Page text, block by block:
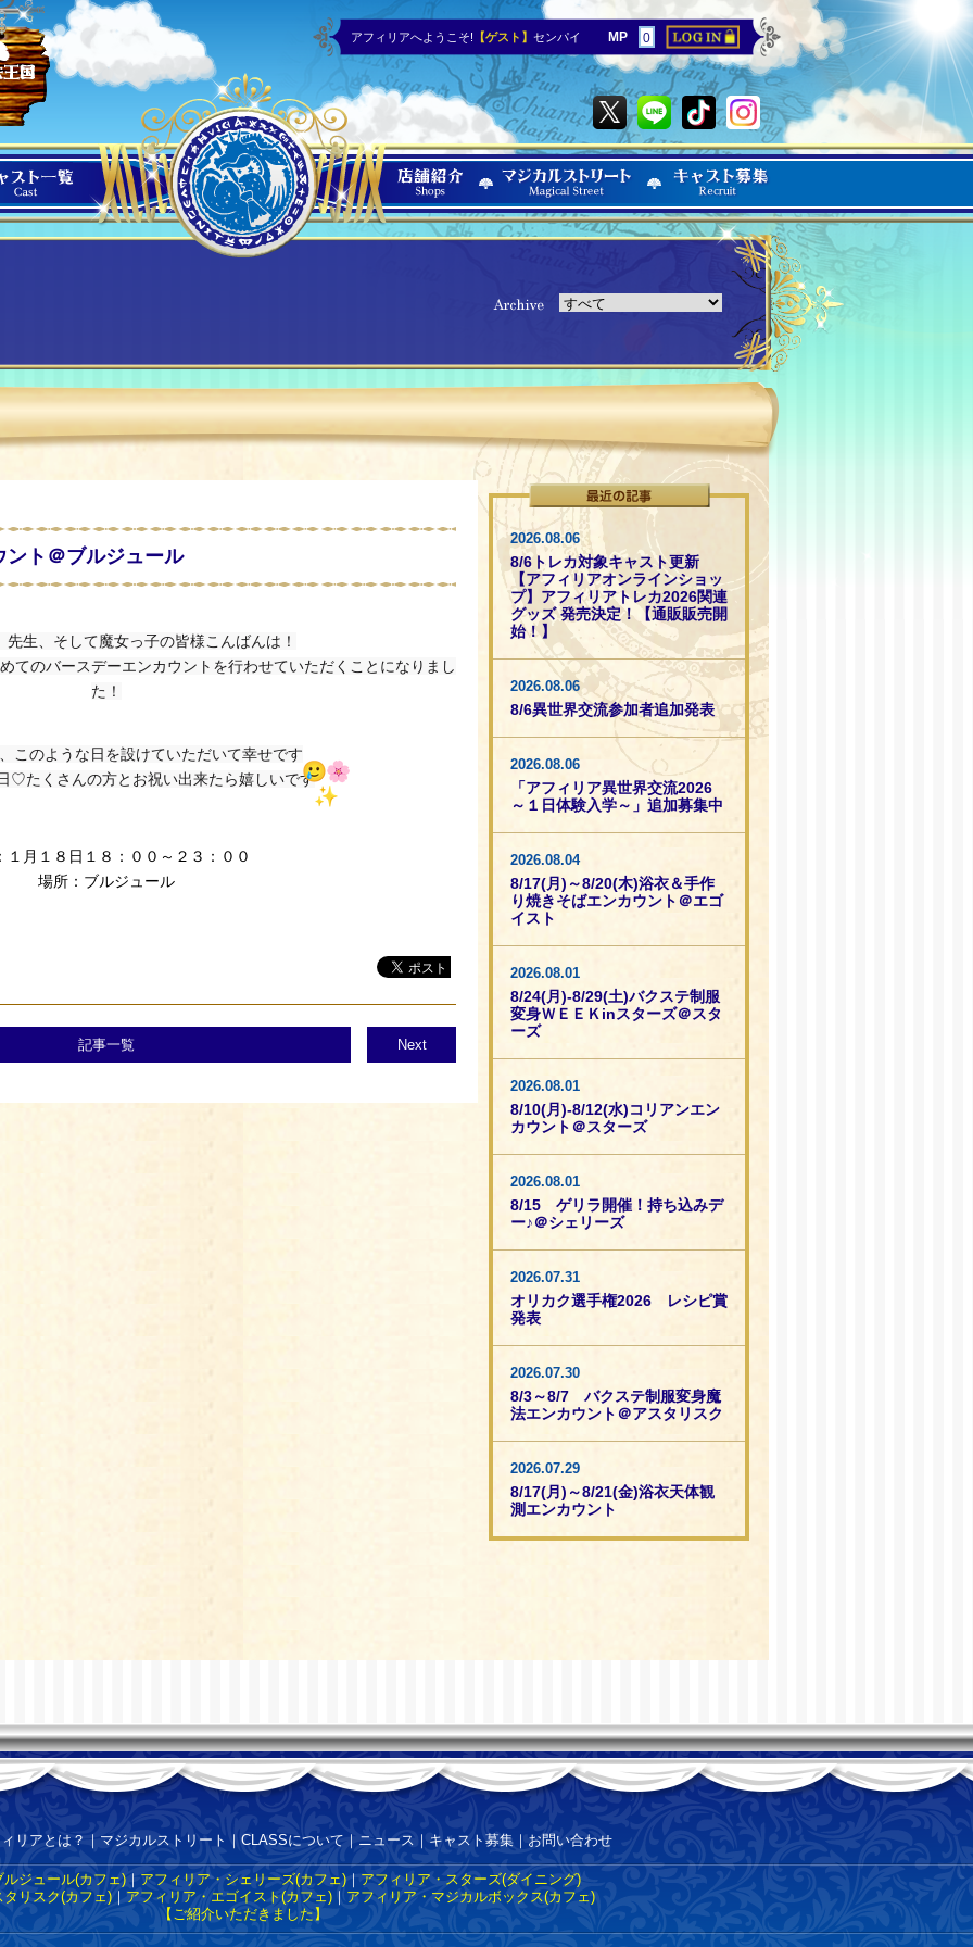
アフィリアへようこそ! 【ゲスト】 センパイ MP 0
ト＠ブルジュール
先生、そして魔女っ子の皆様こんばんは！
てのバースデーエンカウントを行わせていただくことになりまし
た！
このような日を設けていただいて幸せです
♡たくさんの方とお祝い出来たら嬉しいです
１月１８日１８：００～２３：００
場所：ブルジュール
記事一覧 Next
2026.08.06
8/6トレカ対象キャスト更新
【アフィリアオンラインショッ
プ】アフィリアトレカ2026関連
グッズ 発売決定！【通販販売開
始！】
2026.08.06
8/6異世界交流参加者追加発表
2026.08.06
「アフィリア異世界交流2026
～１日体験入学～」追加募集中
2026.08.04
8/17(月)～8/20(木)浴衣＆手作
り焼きそばエンカウント＠エゴ
イスト
2026.08.01
8/24(月)-8/29(土)バクステ制服
変身ＷＥＥＫinスターズ＠スタ
ーズ
2026.08.01
8/10(月)-8/12(水)コリアンエン
カウント＠スターズ
2026.08.01
8/15 ゲリラ開催！持ち込みデ
ー♪＠シェリーズ
2026.07.31
オリカク選手権2026 レシピ賞
発表
2026.07.30
8/3～8/7 バクステ制服変身魔
法エンカウント＠アスタリスク
2026.07.29
8/17(月)～8/21(金)浴衣天体観
測エンカウント
リアとは？ ｜ マジカルストリート ｜ CLASSについて ｜ ニュース ｜ キャスト募集 ｜ お問い合わせ
ジュール(カフェ) ｜ アフィリア・シェリーズ(カフェ) ｜ アフィリア・スターズ(ダイニング)
リスク(カフェ) ｜ アフィリア・エゴイスト(カフェ) ｜ アフィリア・マジカルボックス(カフェ)
【ご紹介いただきました】